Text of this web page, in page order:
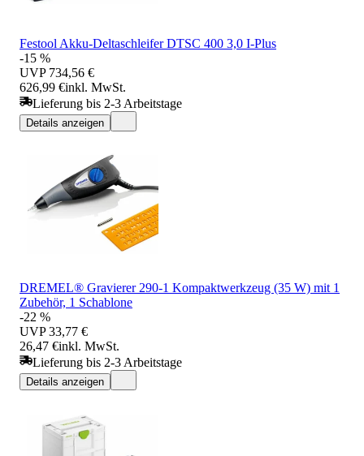
Festool Akku-Deltaschleifer DTSC 400 3,0 I-Plus
-15 %
UVP 734,56 €
626,99 €inkl. MwSt.
Lieferung bis 2-3 Arbeitstage
Details anzeigen
DREMEL® Gravierer 290-1 Kompaktwerkzeug (35 W) mit 1
Zubehör, 1 Schablone
-22 %
UVP 33,77 €
26,47 €inkl. MwSt.
Lieferung bis 2-3 Arbeitstage
Details anzeigen